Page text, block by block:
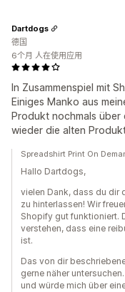
In Zusammenspiel mit
Einiges Manko aus
Produkt nochmals
wieder die alten
Dartdogs
德国
6个月 人在使用应用
Spreadshirt Print On
Hallo Dartdogs,
vielen Dank, dass du dir
zu hinterlassen! Wir
Shopify gut funktioniert.
verstehen, dass eine
ist.
Das von dir
gerne näher
und würde mich über